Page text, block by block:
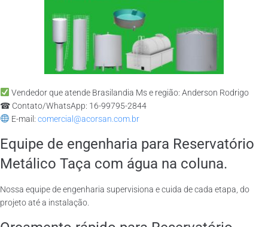
Vendedor que atende Brasilandia Ms e região: Anderson Rodrigo
☎ Contato/WhatsApp: 16-99795-2844
E-mail: comercial@acorsan.com.br
Equipe de engenharia para Reservatório
Metálico Taça com água na coluna.
Nossa equipe de engenharia supervisiona e cuida de cada etapa, do
projeto até a instalação.